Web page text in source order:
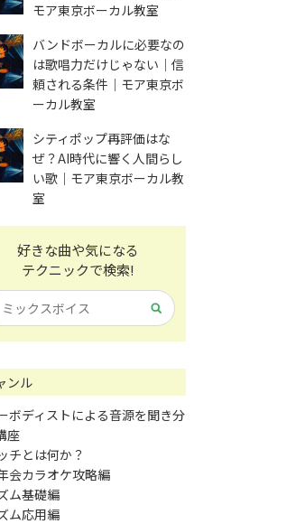
モア東京ボーカル教室
バンドボーカルに必要なの
は歌唱力だけじゃない｜信
頼される条件｜モア東京ボ
ーカル教室
シティポップ再評価はな
ぜ？AI時代に響く人間らし
い歌｜モア東京ボーカル教
室
好きな曲や気になる
テクニックで検索!
ンル
ボディストによる音源を聞き分
座
チとは何か？
会カラオケ攻略編
ム基礎編
ム応用編